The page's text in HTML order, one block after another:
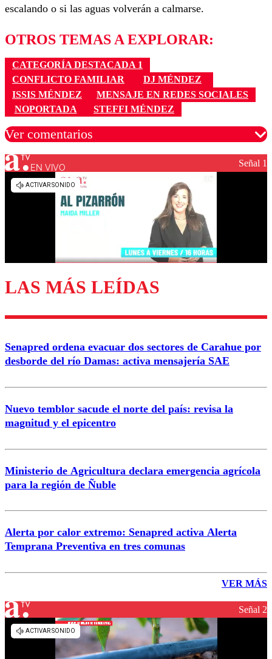
escalando o si las aguas volverán a calmarse.
OTROS TEMAS A EXPLORAR:
CATEGORÍA DESTACADA 1
CONFLICTO FAMILIAR
DJ MÉNDEZ
ISSIS MÉNDEZ
MENSAJE EN REDES SOCIALES
NOPORTADA
STEFFI MÉNDEZ
Ver comentarios
Los comentarios son moderados para garantizar un
diálogo respetuoso.
Enviar comentario
EN VIVO Señal 1
LAS MÁS LEÍDAS
Senapred ordena evacuar dos sectores de Carahue por
desborde del río Damas: activa mensajería SAE
Nuevo temblor sacude el norte del país: revisa la
magnitud y el epicentro
Ministerio de Agricultura declara emergencia agrícola
para la región de Ñuble
Alerta por calor extremo: Senapred activa Alerta
Temprana Preventiva en tres comunas
VER MÁS
Señal 2